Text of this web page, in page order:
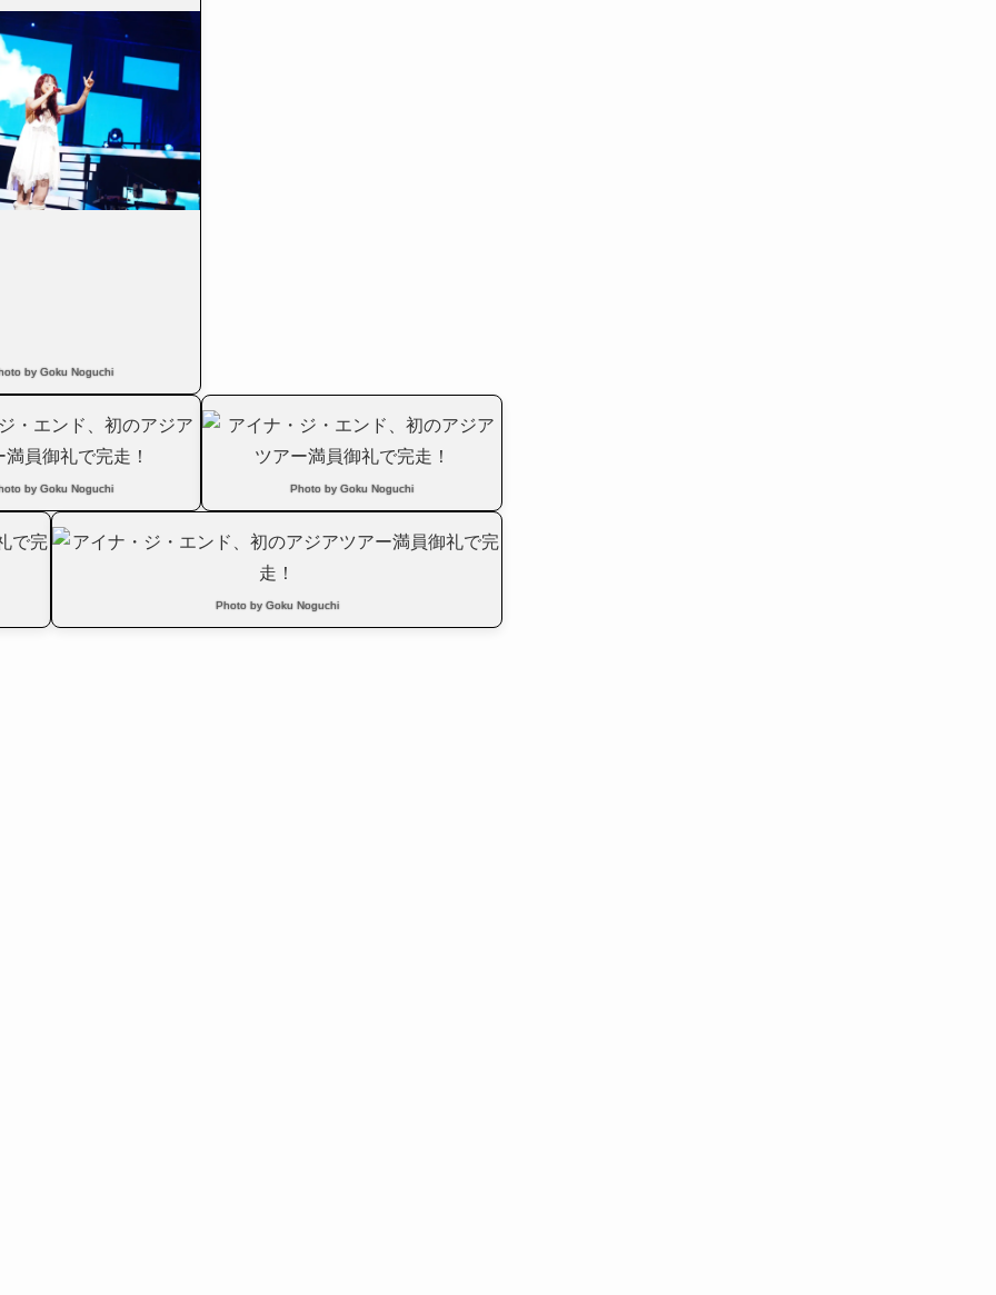
by Goku Noguchi
by Goku Noguchi Photo by Goku Noguchi
Photo by Goku Noguchi